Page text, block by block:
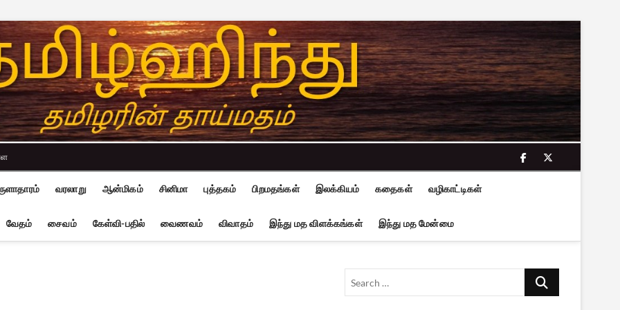
facebook
twitter
வரலாறு ஆன்மிகம் சினிமா புத்தகம் பிறமதங்கள் இலக்கியம் கதைகள் வழிகாட்டிகள்
வேதம் சைவம் கேள்வி-பதில் வைணவம் விவாதம் இந்து மத விளக்கங்கள் இந்து மத மேன்மை
Search